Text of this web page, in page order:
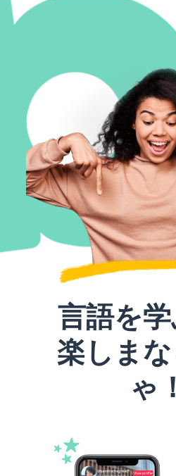
言語を
楽しま
ゃ！